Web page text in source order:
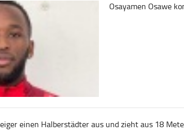
Osayamen Osawe
einen Halberstädter aus und zieht aus 18